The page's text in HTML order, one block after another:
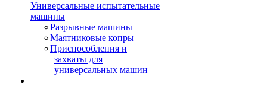
Универсальные испытательные
машины
Разрывные машины
Маятниковые копры
Приспособления и
захваты для
универсальных машин